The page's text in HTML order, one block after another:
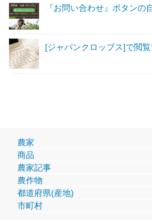
『お問い合わせ』ボタンの
[ジャパンクロップス]で閲
農家
商品
農家記事
農作物
都道府県(産地)
市町村